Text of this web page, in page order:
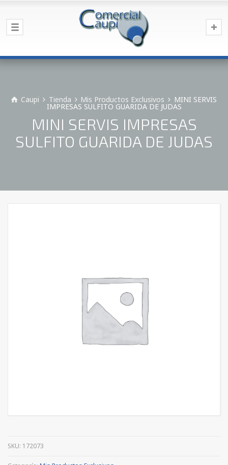
Caupi Tienda Mis Productos Exclusivos MINI SERVIS
IMPRESAS SULFITO GUARIDA DE JUDAS
MINI SERVIS IMPRESAS
SULFITO GUARIDA DE JUDAS
SKU: 172073